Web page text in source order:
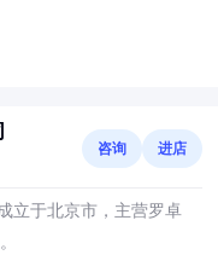
咨询 进店
立于北京市，主营罗卓